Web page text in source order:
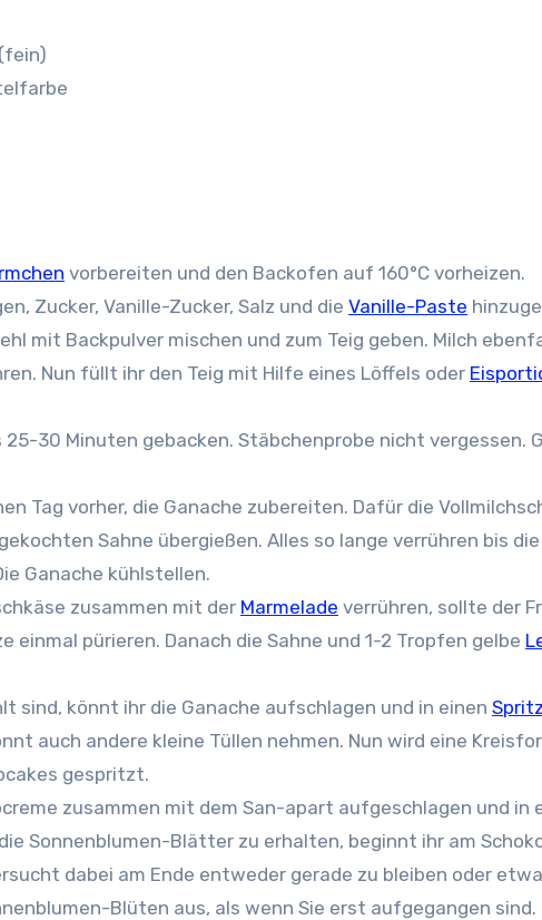
vorbereiten und den Backofen auf 160°C vorheizen.
Zucker, Vanille-Zucker, Salz und die Vanille-Paste
mit Backpulver mischen und zum Teig geben. Milch
Nun füllt ihr den Teig mit Hilfe eines Löffels oder
30 Minuten gebacken. Stäbchenprobe nicht vergessen.
Tag vorher, die Ganache zubereiten. Dafür die
Sahne übergießen. Alles so lange verrühren bis
Ganache kühlstellen.
zusammen mit der Marmelade verrühren, sollte der
einmal pürieren. Danach die Sahne und 1-2 Tropfen gelbe
sind, könnt ihr die Ganache aufschlagen und in einen
auch andere kleine Tüllen nehmen. Nun wird eine
gespritzt.
zusammen mit dem San-apart aufgeschlagen und in
Sonnenblumen-Blätter zu erhalten, beginnt ihr am
dabei am Ende entweder gerade zu bleiben oder
Blüten aus, als wenn Sie erst aufgegangen